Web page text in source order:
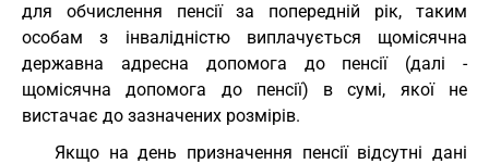
для обчислення пенсії за попередній рік, таким
особам з інвалідністю виплачується щомісячна
державна адресна допомога до пенсії (далі -
щомісячна допомога до пенсії) в сумі, якої не
вистачає до зазначених розмірів.
Якщо на день призначення пенсії відсутні дані